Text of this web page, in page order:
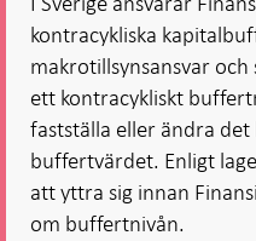
kontracykliska
makrotillsynsansvar
ett kontracykliskt
fastställa eller ändra det
buffertvärdet. Enligt
att yttra sig innan
om buffertnivån.